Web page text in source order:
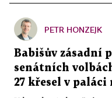
PETR HONZEJK
Babišův zásadní
senátních
27 křesel v paláci